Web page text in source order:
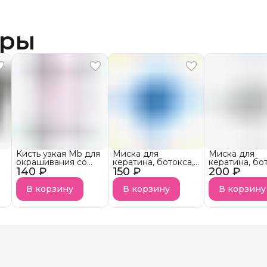
140 ₽
Кисть узкая Mb для
окрашивания со
скошенной
щетиной
В корзину
150 ₽
Миска для
кератина, ботокса,
нанопластики и
краски Keratin Tools
В корзину
200 ₽
Миска для
кератина,
краски
Блеск
В корзину